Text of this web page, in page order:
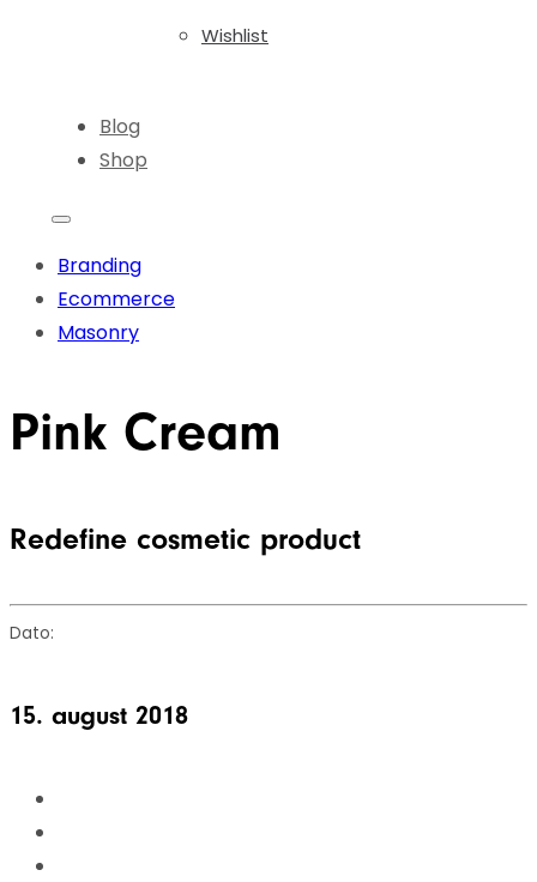
Wishlist
Blog
Shop
Branding
Ecommerce
Masonry
Pink Cream
Redefine cosmetic product
Dato:
15. august 2018